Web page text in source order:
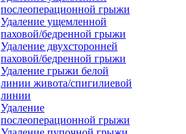
послеоперационной грыжи
Удаление ущемленной
паховой/бедренной грыжи
Удаление двухсторонней
паховой/бедренной грыжи
Удаление грыжи белой
линии живота/спигилиевой
линии
Удаление
послеоперационной грыжи